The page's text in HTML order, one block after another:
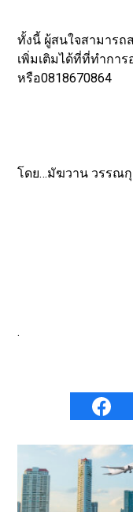
ทั้งนี้ ผู้สนใจสามารถ
เพิ่มเติมได้ที่ที่ทำการ
หรือ0818670864
โดย…มัฆวาน วรรณ
.